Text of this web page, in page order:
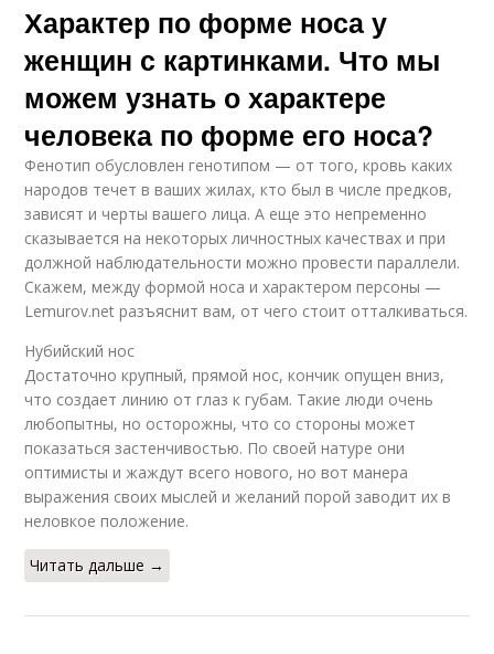
Характер по форме носа у
женщин с картинками. Что мы
можем узнать о характере
человека по форме его носа?
Фенотип обусловлен генотипом — от того, кровь каких
народов течет в ваших жилах, кто был в числе предков,
зависят и черты вашего лица. А еще это непременно
сказывается на некоторых личностных качествах и при
должной наблюдательности можно провести параллели.
Скажем, между формой носа и характером персоны —
Lemurov.net разъяснит вам, от чего стоит отталкиваться.
Нубийский нос
Достаточно крупный, прямой нос, кончик опущен вниз,
что создает линию от глаз к губам. Такие люди очень
любопытны, но осторожны, что со стороны может
показаться застенчивостью. По своей натуре они
оптимисты и жаждут всего нового, но вот манера
выражения своих мыслей и желаний порой заводит их в
неловкое положение.
Читать дальше →